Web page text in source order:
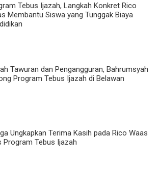
Tebus Ijazah, Langkah Konkret Rico
Membantu Siswa yang Tunggak Biaya
Tawuran dan Pengangguran, Bahrumsyah
Program Tebus Ijazah di Belawan
Ungkapkan Terima Kasih pada Rico Waas
Program Tebus Ijazah